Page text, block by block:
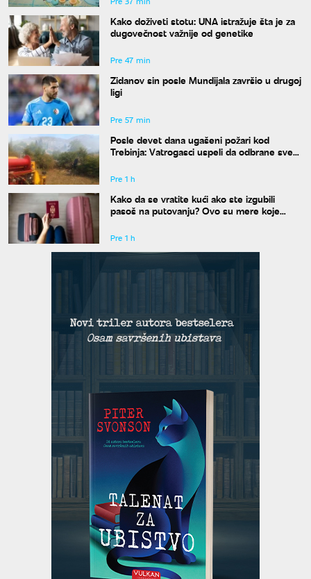
Kako doživeti stotu: UNA istražuje šta je za
dugovečnost važnije od genetike
Pre 47 min
Zidanov sin posle Mundijala završio u drugoj
ligi
Pre 57 min
Posle devet dana ugašeni požari kod
Trebinja: Vatrogasci uspeli da odbrane sve
Pre 1 h
Kako da se vratite kući ako ste izgubili
pasoš na putovanju? Ovo su mere koje
Pre 1 h